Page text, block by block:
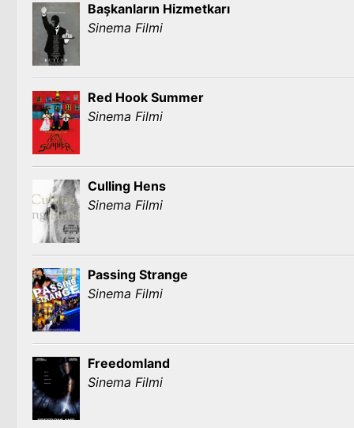
Başkanların Hizmetkarı
Sinema Filmi
Red Hook Summer
Sinema Filmi
Culling Hens
Sinema Filmi
Passing Strange
Sinema Filmi
Freedomland
Sinema Filmi